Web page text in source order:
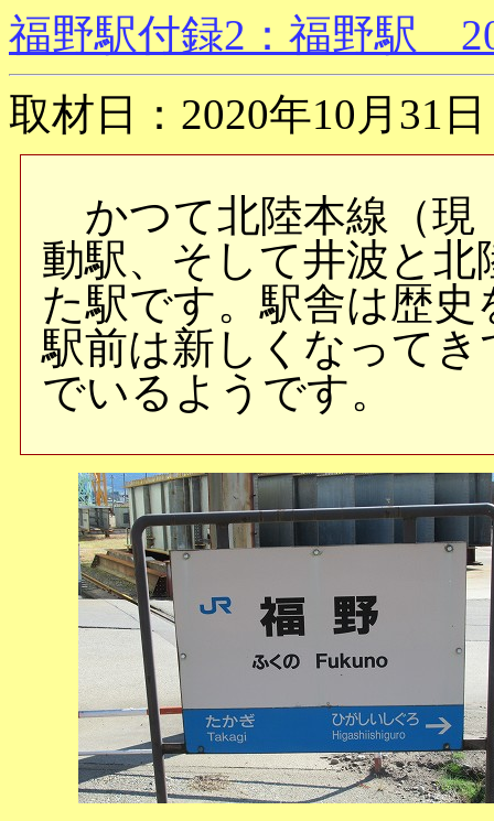
福野駅付録2：福野駅
取材日：2020年10月31
かつて北陸本線（現
動駅、そして井波と
た駅です。駅舎は歴
駅前は新しくなって
でいるようです。